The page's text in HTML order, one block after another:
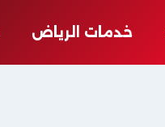
خدمات الرياض